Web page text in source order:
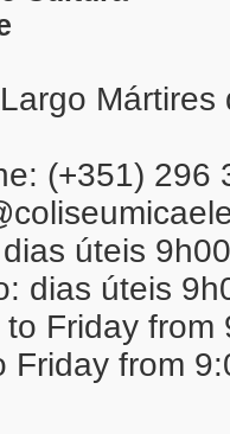
(+351) 296
úteis
dias úteis
Friday
Friday from